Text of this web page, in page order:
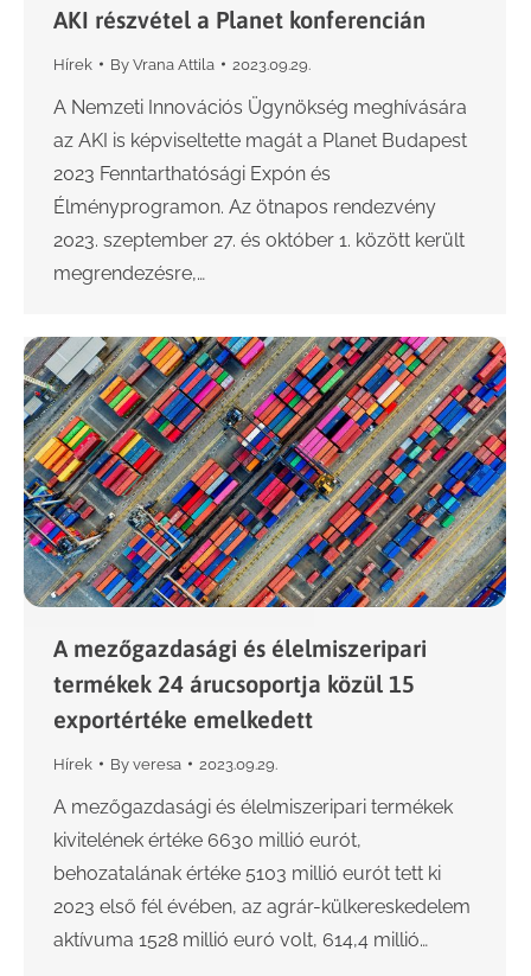
AKI részvétel a Planet konferencián
Hírek By Vrana Attila 2023.09.29.
A Nemzeti Innovációs Ügynökség meghívására
az AKI is képviseltette magát a Planet Budapest
2023 Fenntarthatósági Expón és
Élményprogramon. Az ötnapos rendezvény
2023. szeptember 27. és október 1. között került
megrendezésre,…
A mezőgazdasági és élelmiszeripari
termékek 24 árucsoportja közül 15
exportértéke emelkedett
Hírek By veresa 2023.09.29.
A mezőgazdasági és élelmiszeripari termékek
kivitelének értéke 6630 millió eurót,
behozatalának értéke 5103 millió eurót tett ki
2023 első fél évében, az agrár-külkereskedelem
aktívuma 1528 millió euró volt, 614,4 millió…